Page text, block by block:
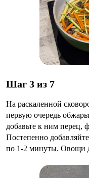
Шаг 3 из 7
На раскаленной
первую очередь
добавьте к ним перец,
Постепенно
по 1-2 минуты. Овощи